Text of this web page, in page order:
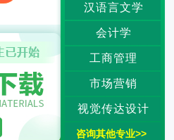
汉语言文学
会计学
工商管理
市场营销
视觉传达设计
咨询其他专业>>